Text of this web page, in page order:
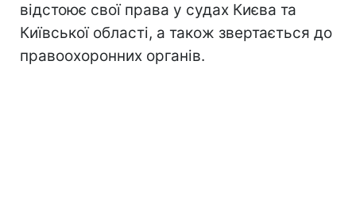
відстоює свої права у судах Києва та
Київської області, а також звертається до
правоохоронних органів.